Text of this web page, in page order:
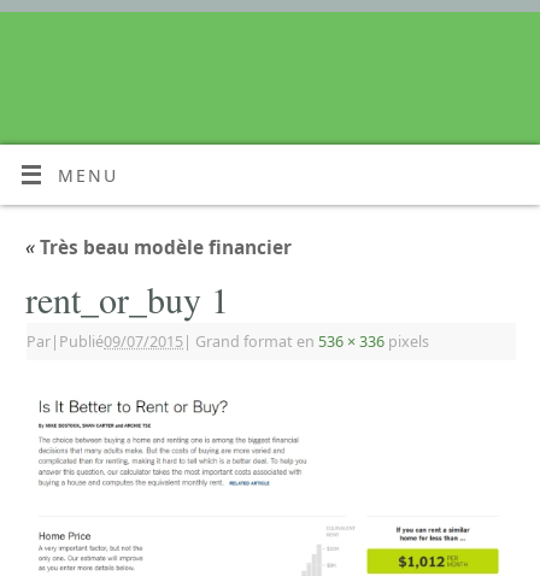
MENU
«Très beau modèle financier
rent_or_buy 1
Par| Publié09/07/2015| Grand format en 536 × 336 pixels